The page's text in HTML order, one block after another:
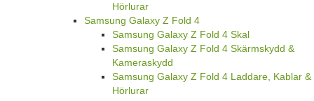
Hörlurar
Samsung Galaxy Z Fold 4
Samsung Galaxy Z Fold 4 Skal
Samsung Galaxy Z Fold 4 Skärmskydd &
Kameraskydd
Samsung Galaxy Z Fold 4 Laddare, Kablar &
Hörlurar